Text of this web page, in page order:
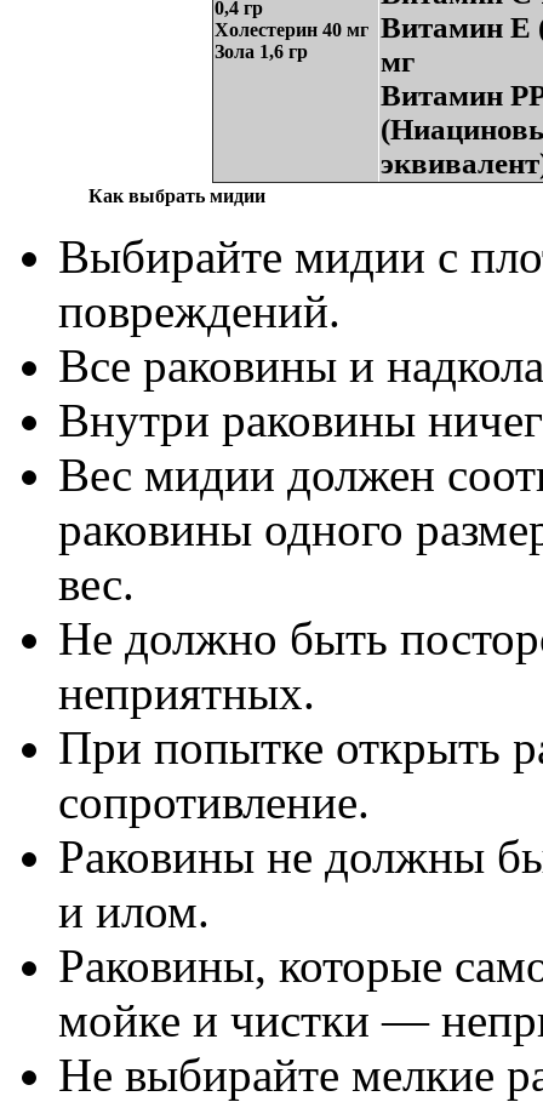
0,4 гр
Холестерин 40 мг
Зола 1,6 гр
Витамин E
мг
Витамин
Как выбрать мидии
Выбирайте мидии с
повреждений.
Все раковины и
Внутри раковины
Вес мидии должен
раковины одного
вес.
Не должно быть
неприятных.
При попытке открыть
сопротивление.
Раковины не должны
и илом.
Раковины, которые
мойке и чистки —
Не выбирайте мелкие